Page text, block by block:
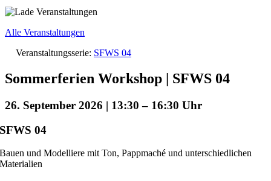
Alle Veranstaltungen
Veranstaltungsserie: SFWS 04
Sommerferien Workshop | SFWS 04
26. September 2026 | 13:30 – 16:30
SFWS 04
Bauen und Modelliere mit Ton, Pappmaché und unterschiedlichen
Materialien